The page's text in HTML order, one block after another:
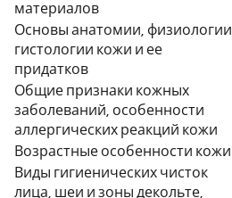
материалов
Основы анатомии, физиологии,
гистологии кожи и ее
придатков
Общие признаки кожных
заболеваний, особенности
аллергических реакций кожи
Возрастные особенности кожи
Виды гигиенических чисток
лица, шеи и зоны декольте,